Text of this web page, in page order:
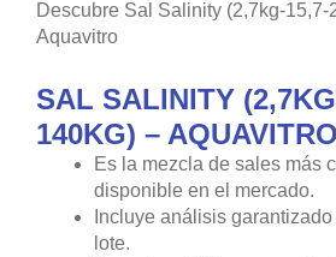
Descubre Sal Salinity (2,7kg-15,7-
Aquavitro
SAL SALINITY
140KG) – AQUAVITRO
Es la mezcla de sales más
disponible en el mercado.
Incluye análisis
lote.